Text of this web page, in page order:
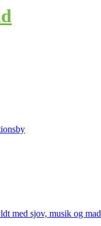
med sjov, musik og mad